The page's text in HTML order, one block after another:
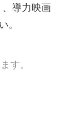
導力映画
す。